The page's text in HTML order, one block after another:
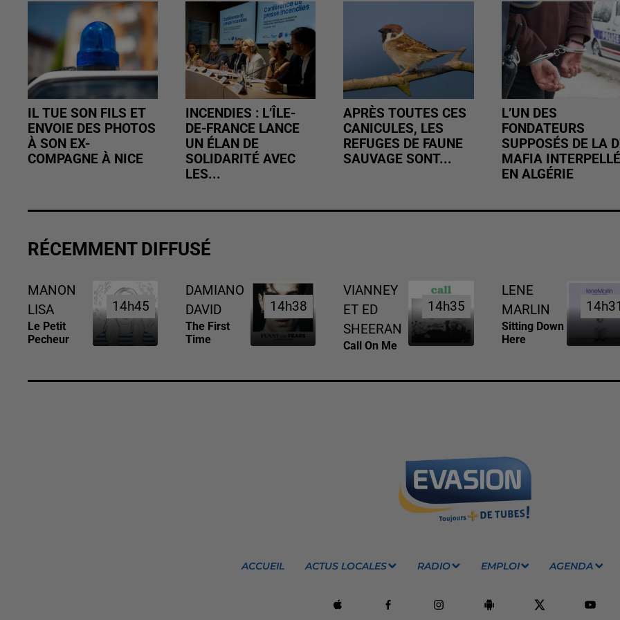
IL TUE SON FILS ET
ENVOIE DES PHOTOS
À SON EX-
COMPAGNE À NICE
INCENDIES : L’ÎLE-
DE-FRANCE LANCE
UN ÉLAN DE
SOLIDARITÉ AVEC
LES...
APRÈS TOUTES CES
CANICULES, LES
REFUGES DE FAUNE
SAUVAGE SONT...
L’UN DES
FONDATEURS
SUPPOSÉS DE LA
MAFIA INTERPELLÉ
EN ALGÉRIE
RÉCEMMENT DIFFUSÉ
MANON
LISA
Le Petit
Pecheur
14h45
14h45
DAMIANO
DAVID
The First
Time
14h38
14h38
VIANNEY
ET ED
SHEERAN
Call On Me
14h35
14h35
LENE
MARLIN
Sitting Down
Here
14h31
14h31
ACCUEIL ACTUS LOCALES RADIO EMPLOI AGENDA